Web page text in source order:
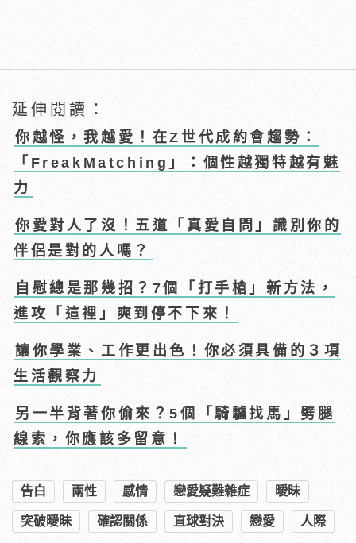
延伸閱讀：
你越怪，我越愛！在Z世代成約會趨勢：
「FreakMatching」：個性越獨特越有魅
力
你愛對人了沒！五道「真愛自問」識別你的
伴侶是對的人嗎？
自慰總是那幾招？7個「打手槍」新方法，
進攻「這裡」爽到停不下來！
讓你學業、工作更出色！你必須具備的３項
生活觀察力
另一半背著你偷來？5個「騎驢找馬」劈腿
線索，你應該多留意！
告白 兩性 感情 戀愛疑難雜症 曖昧
突破曖昧 確認關係 直球對決 戀愛 人際